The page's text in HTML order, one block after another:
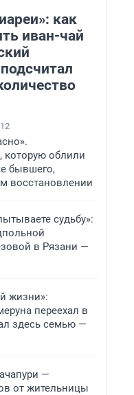
как
иван-чай
12
которую облили
бывшего,
восстановлении
судьбу»:
в Рязани —
жизни»:
переехал в
здесь семью —
—
от жительницы